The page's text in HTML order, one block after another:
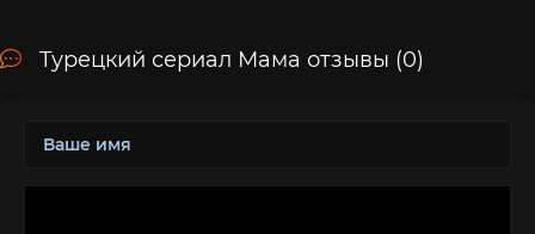
Турецкий сериал Мама отзывы (0)